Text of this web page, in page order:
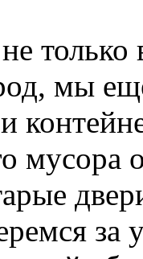
только
мы
мусора
за